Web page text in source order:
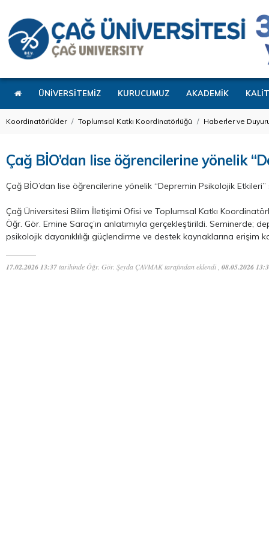
ÜNİVERSİTEMİZ KURUCUMUZ AKADEMİK
Koordinatörlükler Toplumsal Katkı Koordinatörlüğü Haberler ve
Çağ BİO’dan lise öğrencilerine yönelik
Çağ BİO’dan lise öğrencilerine yönelik “Depremin Psikolojik Etkileri”
Çağ Üniversitesi Bilim İletişimi Ofisi ve Toplumsal Katkı
Öğr. Gör. Emine Saraç’ın anlatımıyla gerçekleştirildi. Seminerde;
psikolojik dayanıklılığı güçlendirme ve destek kaynaklarına erişim
17.02.2026 13:37tarihinde Öğr. Gör. Şeyda ÇAVMAK tarafından eklendi , 08.05.2026